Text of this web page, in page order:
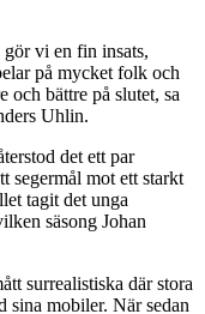
vi en fin insats,
på mycket folk och
bättre på slutet, sa
Uhlin.
det ett par
segermål mot ett starkt
tagit det unga
säsong Johan
surrealistiska där stora
sina mobiler. När sedan